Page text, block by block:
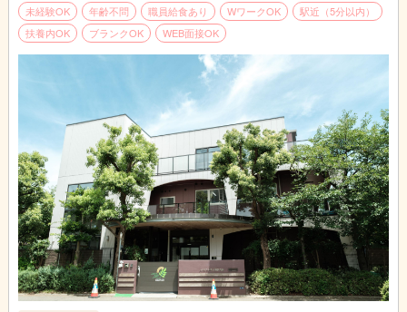
未経験OK
年齢不問 職員給食あり WワークOK
駅近（5分以内）
扶養内OK
ブランクOK WEB面接OK